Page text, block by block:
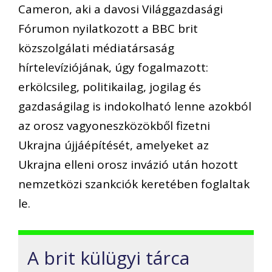
Cameron, aki a davosi Világgazdasági
Fórumon nyilatkozott a BBC brit
közszolgálati médiatársaság
hírtelevíziójának, úgy fogalmazott:
erkölcsileg, politikailag, jogilag és
gazdaságilag is indokolható lenne azokból
az orosz vagyoneszközökből fizetni
Ukrajna újjáépítését, amelyeket az
Ukrajna elleni orosz invázió után hozott
nemzetközi szankciók keretében foglaltak
le.
A brit külügyi tárca